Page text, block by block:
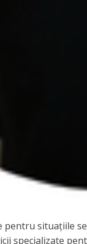
situațiile
specializate